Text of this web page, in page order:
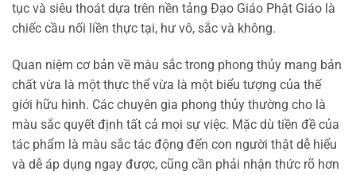
tục và siêu thoát dựa trên nền tảng Ðạo Giáo Phật Giáo là
chiếc cầu nối liền thực tại, hư vô, sắc và không.
Quan niệm cơ bản về màu sắc trong phong thủy mang bản
chất vừa là một thực thể vừa là một biểu tượng của thế
giới hữu hình. Các chuyên gia phong thủy thường cho là
màu sắc quyết định tất cả mọi sự việc. Mặc dù tiền đề của
tác phẩm là màu sắc tác động đến con người thật dễ hiểu
và dễ áp dụng ngay được, cũng cần phải nhận thức rõ hơn